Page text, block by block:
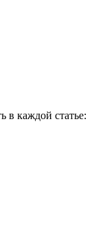
в каждой статье: